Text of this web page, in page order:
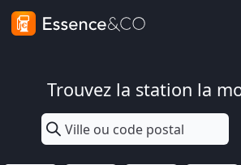
Trouvez la station la